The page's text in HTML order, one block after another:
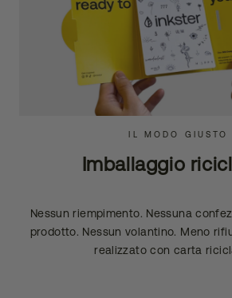
IL MODO GIUSTO
Imballaggio
Nessun riempimento. Nessuna
prodotto. Nessun volantino. Meno
realizzato con carta